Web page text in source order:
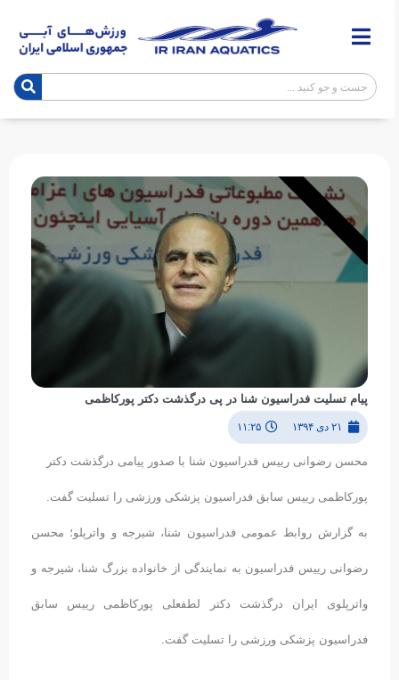
پیام تسلیت فدراسیون شنا در پی درگذشت دکتر پورکاظمی
۲۱ دی ۱۳۹۴ ۱۱:۲۵
محسن رضوانی رییس فدراسیون شنا با صدور پیامی درگذشت دکتر
پورکاظمی رییس سابق فدراسیون پزشکی ورزشی را تسلیت گفت.
به گزارش روابط عمومی فدراسیون شنا، شیرجه و واترپلو؛ محسن
رضوانی رییس فدراسیون به نمایندگی از خانواده بزرگ شنا، شیرجه و
واترپلوی ایران درگذشت دکتر لطفعلی پورکاظمی رییس سابق
فدراسیون پزشکی ورزشی را تسلیت گفت.